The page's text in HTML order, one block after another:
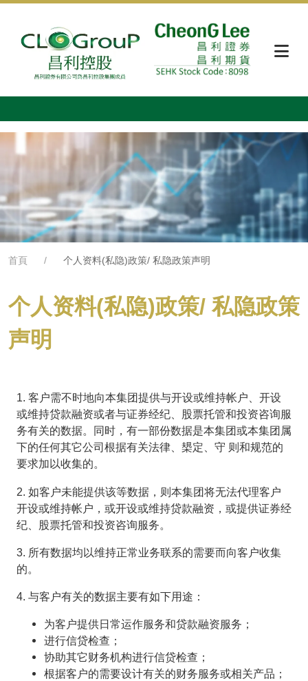
首頁 个人资料(私隐)政策/ 私隐政策声明
个人资料(私隐)政策/ 私隐政策
声明
1. 客户需不时地向本集团提供与开设或维持帐户、开设
或维持贷款融资或者与证券经纪、股票托管和投资咨询服
务有关的数据。同时，有一部份数据是本集团或本集团属
下的任何其它公司根据有关法律、槼定、守 则和规范的
要求加以收集的。
2. 如客户未能提供该等数据，则本集团将无法代理客户
开设或维持帐户，或开设或维持贷款融资，或提供证券经
纪、股票托管和投资咨询服务。
3. 所有数据均以维持正常业务联系的需要而向客户收集
的。
4. 与客户有关的数据主要有如下用途：
为客户提供日常运作服务和贷款融资服务；
进行信贷检查；
协助其它财务机构进行信贷检查；
根据客户的需要设计有关的财务服务或相关产品；